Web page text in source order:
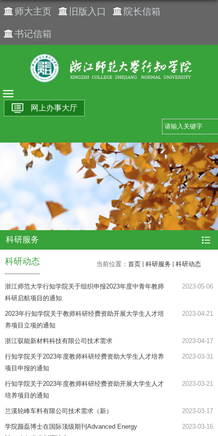
师大主页 旧版入口 院长信箱
书记信箱
网上办事大厅
科研服务
当前位置： 首页 科研服务 科研动态
科研动态
浙江师范大学行知学院关于组织申报2023年度中青年教师
科研启航项目的通知
2023-05-06
2023年行知学院关于教师科研经费资助开展大学生人才培
养项目立项的通知
2023-04-21
浙江驭能新材料科技有限公司技术需求 2023-04-17
行知学院关于2023年度教师科研经费资助大学生人才培养
项目申报的通知
2023-03-31
行知学院关于2023年度教师科研经费资助开展大学生人才
培养项目的通知
2023-03-21
兰溪轮峰车料有限公司技术需求（新） 2023-03-17
学院颜磊博士在国际顶级期刊Advanced Energy
2023-03-16